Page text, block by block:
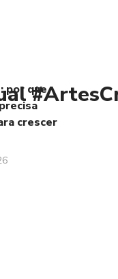
por que
crescer